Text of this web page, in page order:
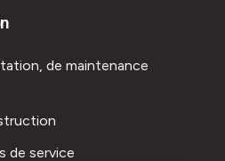
de maintenance
de service